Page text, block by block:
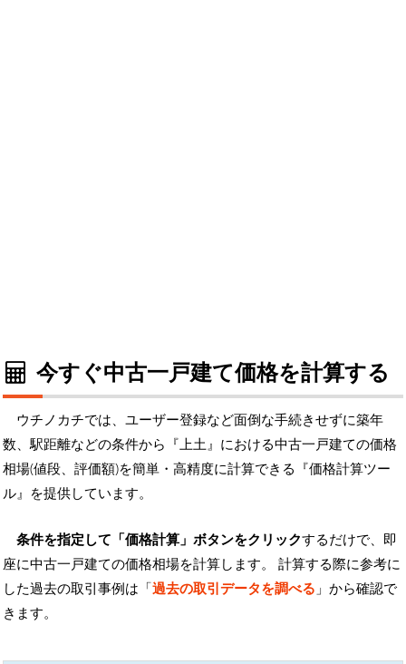
今すぐ中古一戸建て価格を計算する
ウチノカチでは、ユーザー登録など面倒な手続きせずに築年
数、駅距離などの条件から『上土』における中古一戸建ての価格
相場(値段、評価額)を簡単・高精度に計算できる『価格計算ツー
ル』を提供しています。
条件を指定して「価格計算」ボタンをクリックするだけで、即
座に中古一戸建ての価格相場を計算します。 計算する際に参考に
した過去の取引事例は「過去の取引データを調べる 」から確認で
きます。